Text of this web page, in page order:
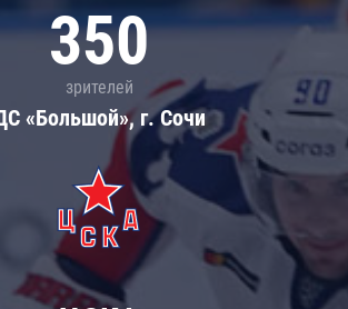
350
зрителей
«Большой», г. Сочи